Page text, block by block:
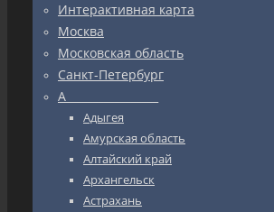
Интерактивная карта
Москва
Московская область
Санкт-Петербург
А_________________
Адыгея
Амурская область
Алтайский край
Архангельск
Астрахань